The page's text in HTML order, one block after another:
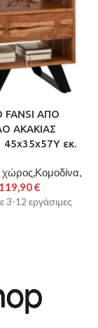
ΑΠΟ
ΑΚΑΚΙΑΣ
45x35x57Y εκ.
χώρος,Κομοδίνα,
119,90€
12 εργάσιμες